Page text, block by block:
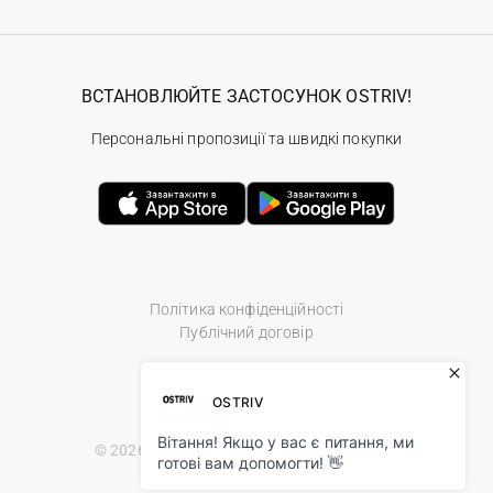
Політика конфіденційності
Публічний договір
© 2026 Ostriv.ua Store. All Rights Reserved.
ВСТАНОВЛЮЙТЕ ЗАСТОСУНОК OSTRIV!
Персональні пропозиції та швидкі покупки